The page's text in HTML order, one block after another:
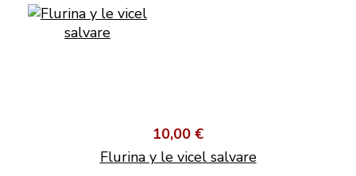
10,00 €
Flurina y le vicel salvare